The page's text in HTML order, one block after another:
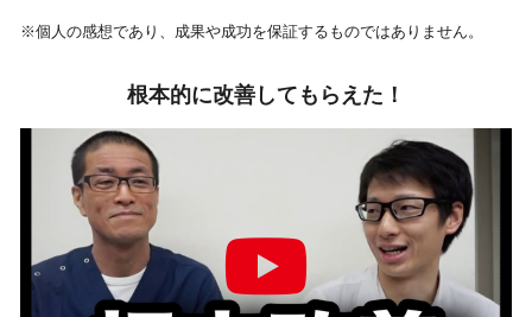
※個人の感想であり、成果や成功を保証するものではありません。
根本的に改善してもらえた！